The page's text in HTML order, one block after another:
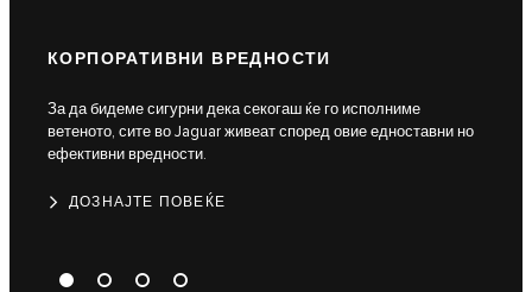
КОРПОРАТИВНИ ВРЕДНОСТИ
За да бидеме сигурни дека секогаш ќе го исполниме
ветеното, сите во Jaguar живеат според овие едноставни но
ефективни вредности.
ДОЗНАЈТЕ ПОВЕЌЕ